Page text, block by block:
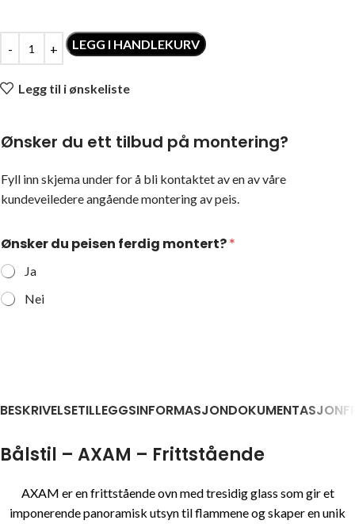
LEGG I HANDLEKURV
Legg til i ønskeliste
Ønsker du ett tilbud på montering?
Fyll inn skjema under for å bli kontaktet av en av våre
kundeveiledere angående montering av peis.
Ønsker du peisen ferdig montert?*
Ja
Nei
BESKRIVELSETILLEGGSINFORMASJONDOKUMENTASJON
Bålstil – AXAM – Frittstående
AXAM er en frittstående ovn med tresidig glass som gir et
imponerende panoramisk utsyn til flammene og skaper en unik